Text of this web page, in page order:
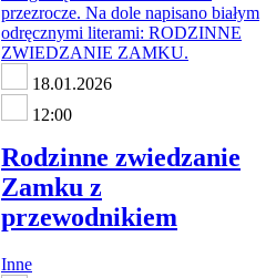
18.01.2026
12:00
Rodzinne zwiedzanie
Zamku z
przewodnikiem
Inne